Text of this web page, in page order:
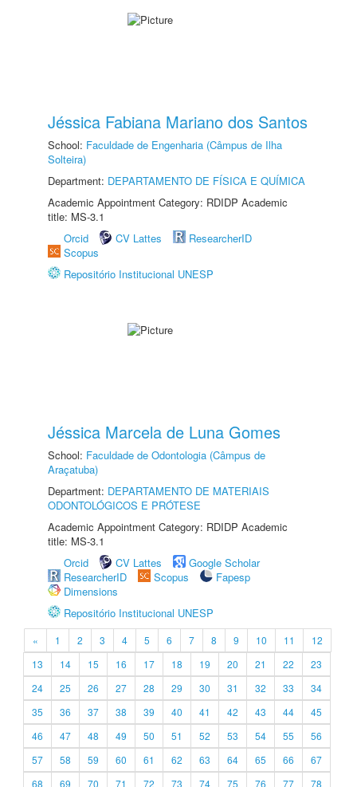
Jéssica Fabiana Mariano dos Santos
School: Faculdade de Engenharia (Câmpus de Ilha
Solteira)
Department: DEPARTAMENTO DE FÍSICA E QUÍMICA
Academic Appointment Category: RDIDP Academic
title: MS-3.1
Orcid
CV Lattes
ResearcherID
Scopus
Repositório Institucional UNESP
Jéssica Marcela de Luna Gomes
School: Faculdade de Odontologia (Câmpus de
Araçatuba)
Department: DEPARTAMENTO DE MATERIAIS
ODONTOLÓGICOS E PRÓTESE
Academic Appointment Category: RDIDP Academic
title: MS-3.1
Orcid
CV Lattes
Google Scholar
ResearcherID
Scopus
Fapesp
Dimensions
Repositório Institucional UNESP
« 1 2 3 4 5 6 7 8 9 10 11
12
13
14 15 16 17 18 19 20 21 22
23
24
25 26 27 28 29 30 31 32 33
34
35
36 37 38 39 40 41 42 43 44
45
46
47 48 49 50 51 52 53 54 55
56
57
58 59 60 61 62 63 64 65 66
67
68
69 70 71 72 73 74 75 76 77
78